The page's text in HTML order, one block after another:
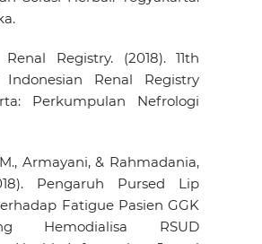
Registry. (2018). 11th
Renal Registry
Perkumpulan Nefrologi
Armayani, & Rahmadania,
Pengaruh Pursed Lip
Fatigue Pasien GGK
Hemodialisa RSUD